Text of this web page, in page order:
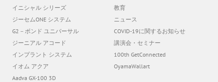
イニシャル シリーズ
ジーセムONE システム
G2－ボンド ユニバーサル
ジーニアル アコード
インプラント システム
イオム アクア
Aadva GX-100 3D
教育
ニュース
COVID-19に関するお知らせ
講演会・セミナー
100th GetConnected
OyamaWallart